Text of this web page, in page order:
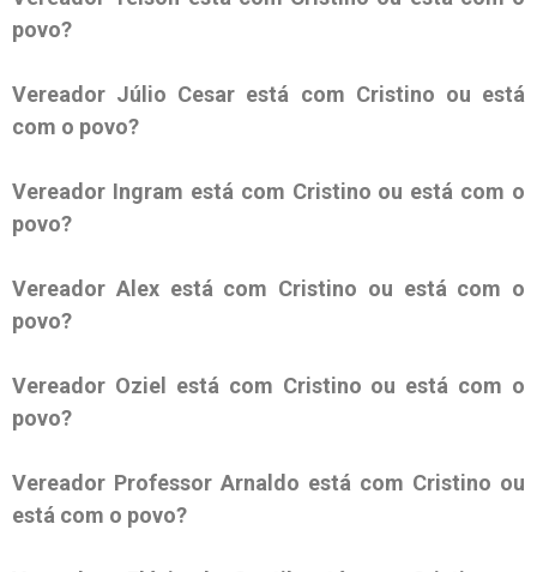
povo?
Vereador Júlio Cesar está com Cristino ou está
com o povo?
Vereador Ingram está com Cristino ou está com o
povo?
Vereador Alex está com Cristino ou está com o
povo?
Vereador Oziel está com Cristino ou está com o
povo?
Vereador Professor Arnaldo está com Cristino ou
está com o povo?